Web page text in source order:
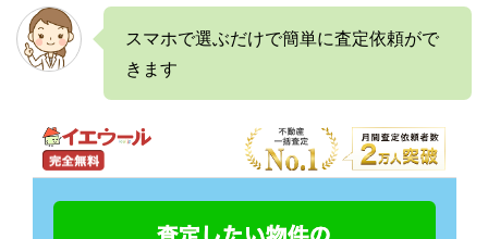
スマホで選ぶだけで簡単に査定依頼がで
きます